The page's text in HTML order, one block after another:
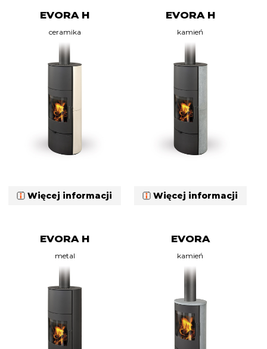
EVORA H
ceramika
Więcej informacji
EVORA H
kamień
Więcej informacji
EVORA H
metal
EVORA
kamień